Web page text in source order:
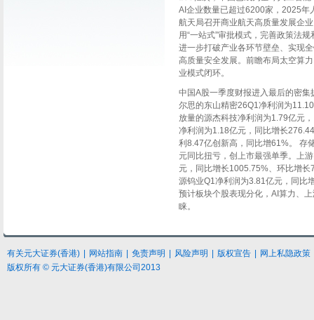
AI 企业数量已超过6200家， 2025年
航天局召开商业航天高质量发展企
用“一站式”审批模式，完善政策法规
进一步打破产业各环节壁垒、实现
高质量安全发展。前瞻布局太空算
业模式闭环。
中 国A股一季度财报进入最后的密集
尔思的东山精密26Q1净利润为11.10
放量的源杰科技净利润为1.79亿元
净利润为1.18亿元，同比增长
利 8.47亿创新高，同比增61%。
存
元同比扭亏，创上市最强单季。上
元，同比增长1005.75%、环比增长
源钨业Q1净利润为3.81亿元，同比
预计板块个股表现分化， AI 算力、
睐。
有关元大证券(香港) 网站指南 免责声明 风险声明 版权宣告
网上私隐政策
版权所有 © 元大证券(香港)有限公司2013